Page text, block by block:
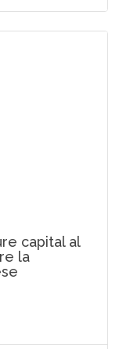
capital al
la